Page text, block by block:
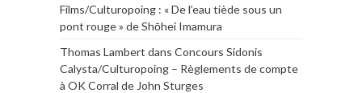
Films/Culturopoing : « De l’eau tiède sous un
pont rouge » de Shōhei Imamura
Thomas Lambert dans Concours Sidonis
Calysta/Culturopoing – Règlements de compte
à OK Corral de John Sturges